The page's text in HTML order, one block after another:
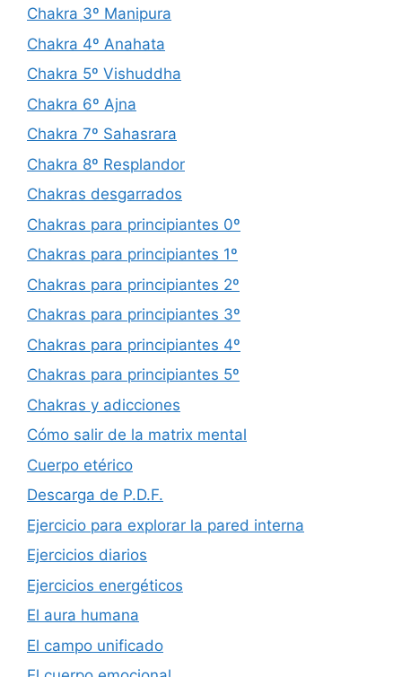
Chakra 3º Manipura
Chakra 4º Anahata
Chakra 5º Vishuddha
Chakra 6º Ajna
Chakra 7º Sahasrara
Chakra 8º Resplandor
Chakras desgarrados
Chakras para principiantes 0º
Chakras para principiantes 1º
Chakras para principiantes 2º
Chakras para principiantes 3º
Chakras para principiantes 4º
Chakras para principiantes 5º
Chakras y adicciones
Cómo salir de la matrix mental
Cuerpo etérico
Descarga de P.D.F.
Ejercicio para explorar la pared interna
Ejercicios diarios
Ejercicios energéticos
El aura humana
El campo unificado